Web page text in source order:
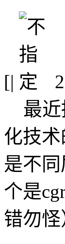
[|
最近
化技
是不
个是
错勿